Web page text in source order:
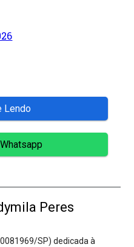
Lendo
Peres
SP) dedicada à